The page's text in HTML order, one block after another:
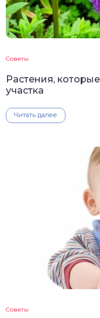
Советы
Растения,
участка
Читать далее
Советы